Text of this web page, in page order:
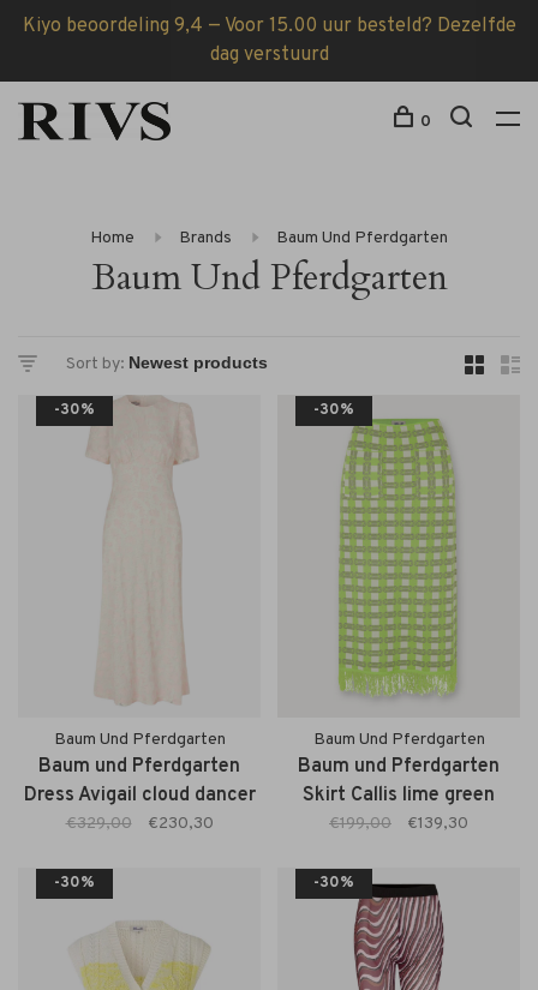
Kiyo beoordeling 9,4 — Voor 15.00 uur besteld? Dezelfde
dag verstuurd
0
Home Brands Baum Und Pferdgarten
Baum Und Pferdgarten
Sort by:
-30%
Baum Und Pferdgarten
Baum und Pferdgarten
Dress Avigail cloud dancer
€329,00 €230,30
-30%
Baum Und Pferdgarten
Baum und Pferdgarten
Skirt Callis lime green
check
€199,00 €139,30
-30% -30%